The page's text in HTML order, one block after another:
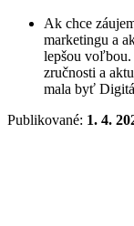
Ak chce
marketingu a
lepšou voľbou.
zručnosti a
mala byť
Publikované: 1. 4.